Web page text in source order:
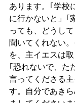
あります。｢学校
に行かないと」｢
っても、どうし
聞いてくれない
を、主イエスは
｢恐れないで、た
言ってくださる
す。自分であき